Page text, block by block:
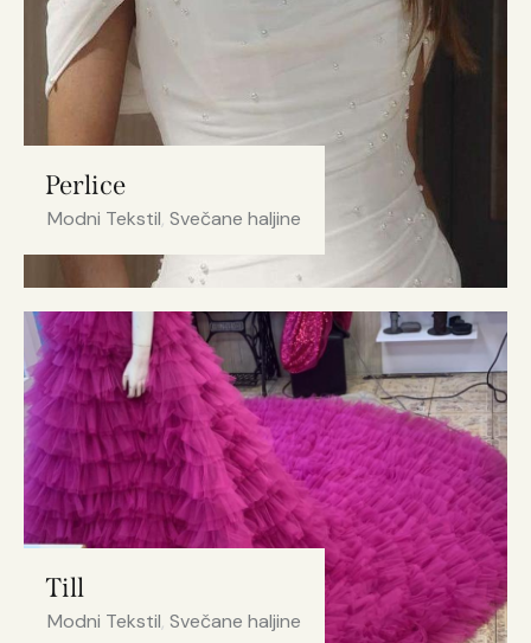
Perlice
Modni Tekstil, Svečane haljine
Till
Modni Tekstil, Svečane haljine